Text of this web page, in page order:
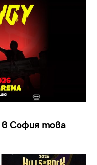
в София това